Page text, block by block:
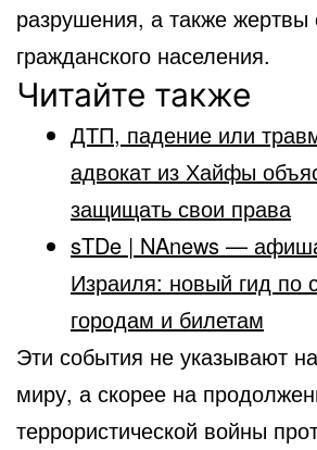
разрушения, а также жертвы
гражданского населения.
Читайте также
ДТП, падение или
адвокат из Хайфы
защищать свои права
sTDe | NAnews —
Израиля: новый гид по
городам и билетам
Эти события не указывают
миру, а скорее на
террористической войны